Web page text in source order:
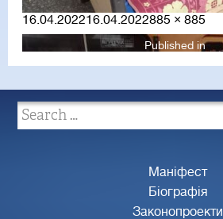
Posted
on
16.04.202216.04.2022Full
size
885 × 885
Published in
Маніфест
Біографія
Законопроекти